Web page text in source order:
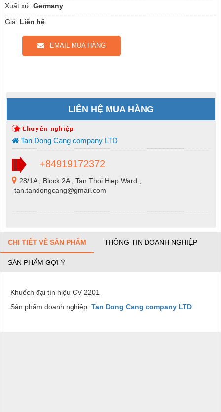
Xuất xứ: Germany
Giá: Liên hệ
EMAIL MUA HÀNG
LIÊN HỆ MUA HÀNG
Tan Dong Cang company LTD
+84919172372
28/1A , Block 2A , Tan Thoi Hiep Ward ,
tan.tandongcang@gmail.com
CHI TIẾT VỀ SẢN PHẨM THÔNG TIN DOANH NGHIỆP
SẢN PHẨM GỢI Ý
Khuếch đại tín hiệu CV 2201
Sản phẩm doanh nghiệp: Tan Dong Cang company LTD